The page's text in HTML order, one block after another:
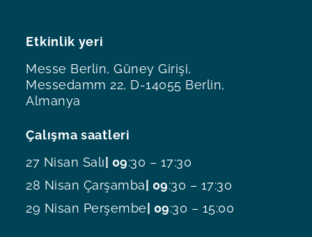
Etkinlik yeri
Messe Berlin, Güney Girişi,
Messedamm 22, D-14055 Berlin,
Almanya
Çalışma saatleri
27 Nisan Salı| 09:30 – 17:30
28 Nisan Çarşamba| 09:30 – 17:30
29 Nisan Perşembe| 09:30 – 15:00